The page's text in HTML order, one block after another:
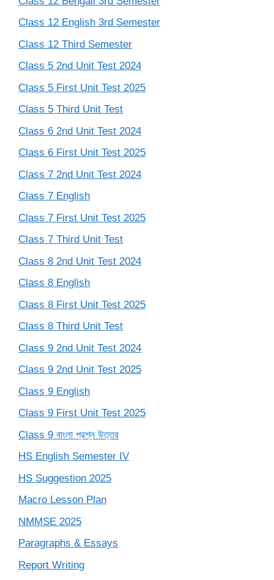
Class 12 English 3rd Semester
Class 12 Third Semester
Class 5 2nd Unit Test 2024
Class 5 First Unit Test 2025
Class 5 Third Unit Test
Class 6 2nd Unit Test 2024
Class 6 First Unit Test 2025
Class 7 2nd Unit Test 2024
Class 7 English
Class 7 First Unit Test 2025
Class 7 Third Unit Test
Class 8 2nd Unit Test 2024
Class 8 English
Class 8 First Unit Test 2025
Class 8 Third Unit Test
Class 9 2nd Unit Test 2024
Class 9 2nd Unit Test 2025
Class 9 English
Class 9 First Unit Test 2025
Class 9 বাংলা প্রশ্ন উত্তর
HS English Semester IV
HS Suggestion 2025
Macro Lesson Plan
NMMSE 2025
Paragraphs & Essays
Report Writing